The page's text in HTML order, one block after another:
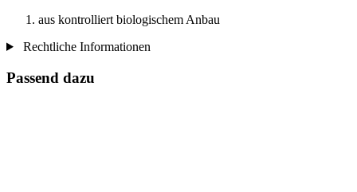
aus kontrolliert biologischem Anbau
Rechtliche Informationen
Passend dazu